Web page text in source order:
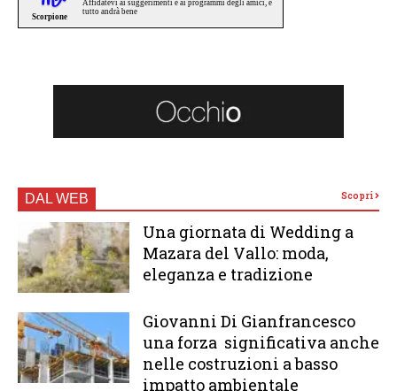
DAL WEB Scopri
Una giornata di Wedding a
Mazara del Vallo: moda,
eleganza e tradizione
Giovanni Di Gianfrancesco
una forza significativa anche
nelle costruzioni a basso
impatto ambientale